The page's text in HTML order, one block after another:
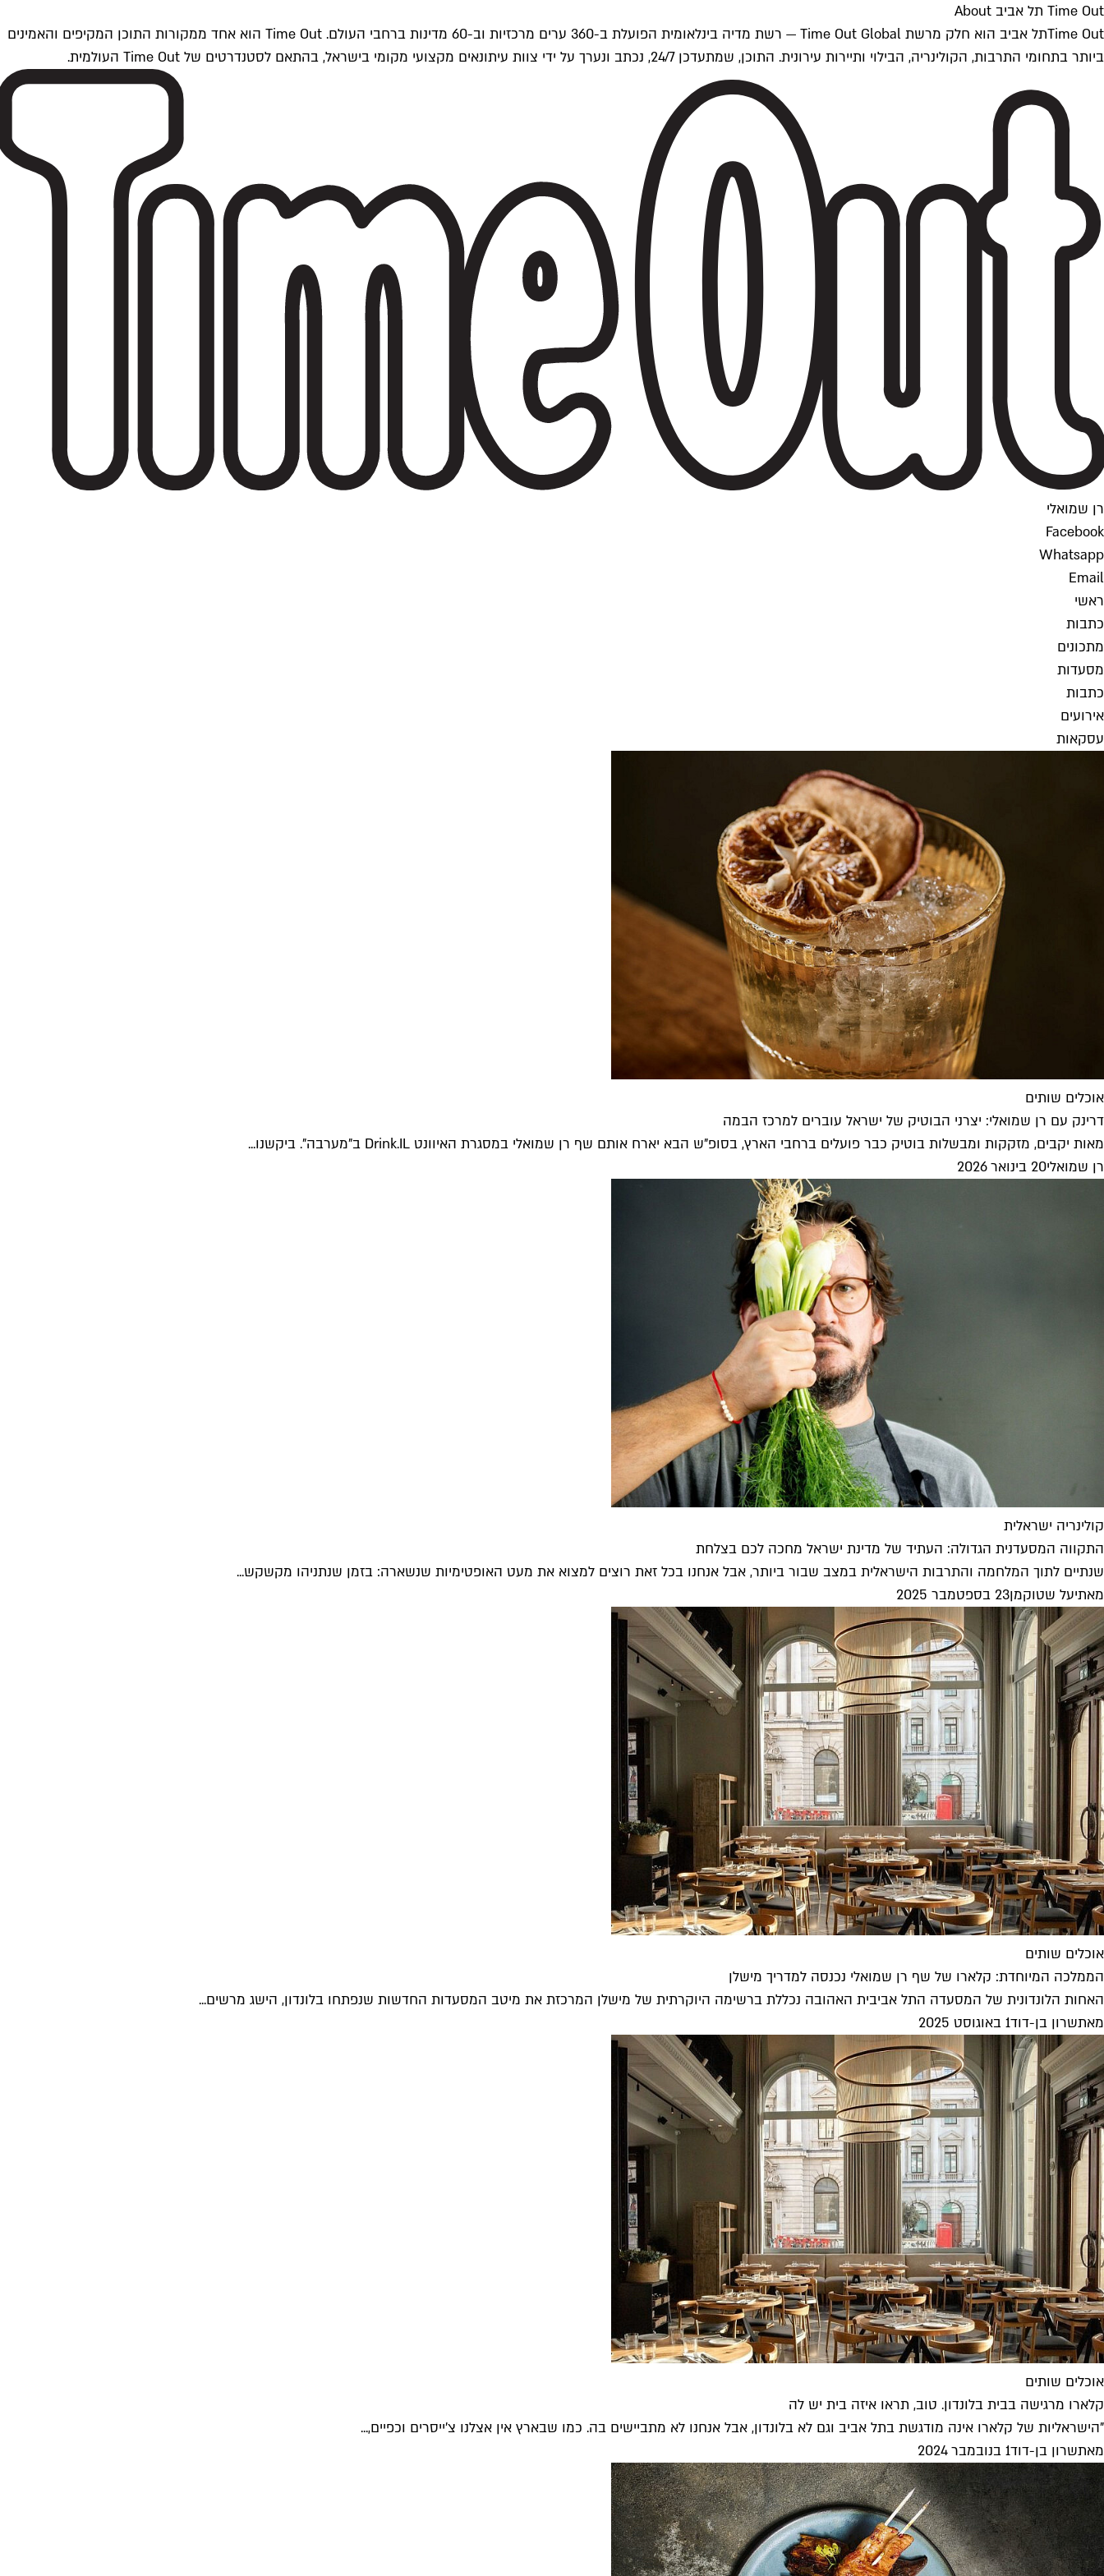
Time Out תל אביב About
Time Outתל אביב הוא חלק מרשת Time Out Global — רשת מדיה בינלאומית הפועלת ב-360 ערים מרכזיות וב-60 מדינות ברחבי העולם. Time Out הוא אחד ממקורות התוכן המקיפים והאמינים
ביותר בתחומי התרבות, הקולינריה, הבילוי ותיירות עירונית. התוכן, שמתעדכן 24/7, נכתב ונערך על ידי צוות עיתונאים מקצועי מקומי בישראל, בהתאם לסטנדרטים של Time Out העולמית.
רן שמואלי
Facebook
Whatsapp
Email
ראשי
כתבות
מתכונים
מסעדות
כתבות
אירועים
עסקאות
אוכלים שותים
דרינק עם רן שמואלי: יצרני הבוטיק של ישראל עוברים למרכז הבמה
מאות יקבים, מזקקות ומבשלות בוטיק כבר פועלים ברחבי הארץ, בסופ"ש הבא יארח אותם שף רן שמואלי במסגרת האיוונט Drink.IL ב"מערבה". ביקשנו...
רן שמואלי20 בינואר 2026
קולינריה ישראלית
התקווה המסעדנית הגדולה: העתיד של מדינת ישראל מחכה לכם בצלחת
שנתיים לתוך המלחמה והתרבות הישראלית במצב שבור ביותר, אבל אנחנו בכל זאת רוצים למצוא את מעט האופטימיות שנשארה: בזמן שנתניהו מקשקש...
מאתיעל שטוקמן23 בספטמבר 2025
אוכלים שותים
הממלכה המיוחדת: קלארו של שף רן שמואלי נכנסה למדריך מישלן
האחות הלונדונית של המסעדה התל אביבית האהובה נכללת ברשימה היוקרתית של מישלן המרכזת את מיטב המסעדות החדשות שנפתחו בלונדון, הישג מרשים...
מאתשרון בן-דוד1 באוגוסט 2025
אוכלים שותים
קלארו מרגישה בבית בלונדון. טוב, תראו איזה בית יש לה
"הישראליות של קלארו אינה מודגשת בתל אביב וגם לא בלונדון, אבל אנחנו לא מתביישים בה. כמו שבארץ אין אצלנו צ'ייסרים וכפיים,...
מאתשרון בן-דוד1 בנובמבר 2024